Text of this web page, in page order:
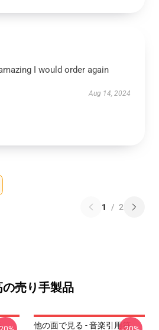
I would order again
Aug 14, 2024
1 / 2
の売り手製品
他の面で見る - 音楽引用符